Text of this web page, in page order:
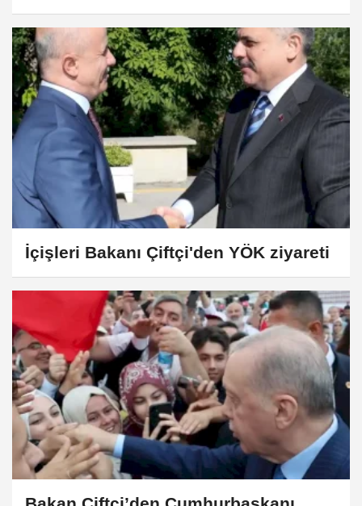
yıldır mağduruz
İçişleri Bakanı Çiftçi'den YÖK ziyareti